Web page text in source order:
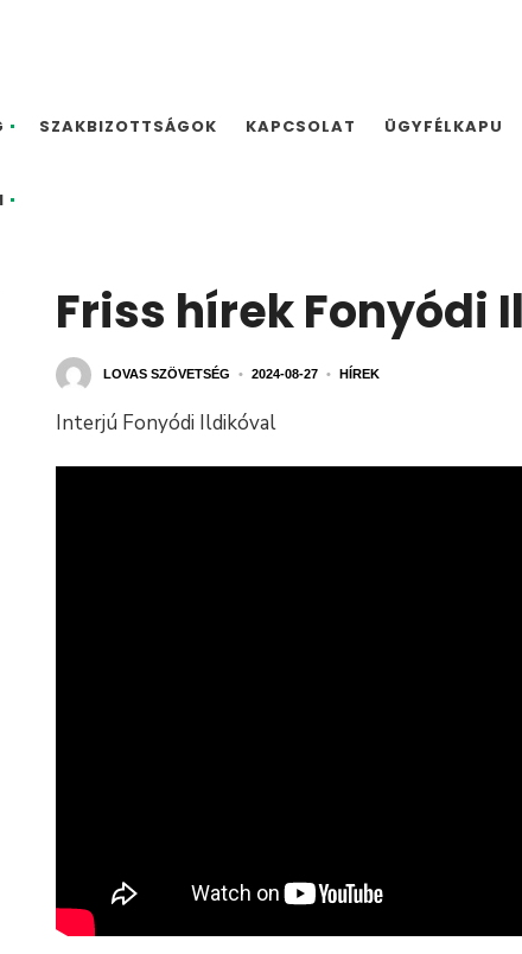
SZAKBIZOTTSÁGOK KAPCSOLAT ÜGYFÉLKAPU
Friss hírek Fonyódi
LOVAS SZÖVETSÉG • 2024-08-27 • HÍREK
Interjú Fonyódi Ildikóval